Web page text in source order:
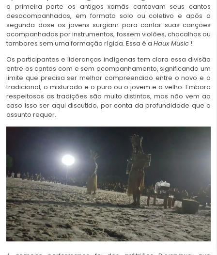
a primeira parte os antigos xamãs cantavam seus cantos
desacompanhados, em formato solo ou coletivo e após a
segunda dose os jovens surgiam para cantar suas canções
acompanhadas por instrumentos, fossem violões, chocalhos ou
tambores sem uma formação rígida. Essa é a Haux Music !
Os participantes e lideranças indígenas tem clara essa divisão
entre os cantos com e sem acompanhamento, significando um
limite que precisa ser melhor compreendido entre o novo e o
tradicional, o misturado e o puro ou o jovem e o velho. Embora
respeitosas as tradições são muito distintas, mas não vem ao
caso isso ser aqui discutido, por conta da profundidade que o
assunto requer.